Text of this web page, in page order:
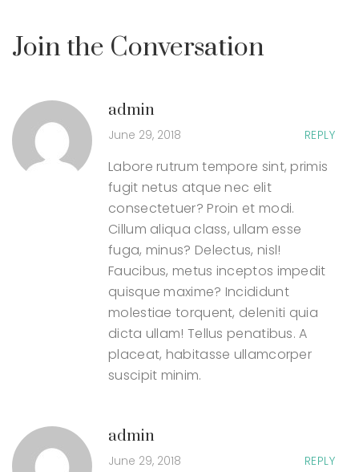
Join the Conversation
admin
June 29, 2018 REPLY
Labore rutrum tempore sint, primis
fugit netus atque nec elit
consectetuer? Proin et modi.
Cillum aliqua class, ullam esse
fuga, minus? Delectus, nisl!
Faucibus, metus inceptos impedit
quisque maxime? Incididunt
molestiae torquent, deleniti quia
dicta ullam! Tellus penatibus. A
placeat, habitasse ullamcorper
suscipit minim.
admin
June 29, 2018 REPLY